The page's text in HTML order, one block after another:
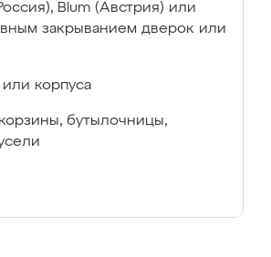
Blum (Австрия) или
закрыванием дверок или
корпуса
бутылочницы,